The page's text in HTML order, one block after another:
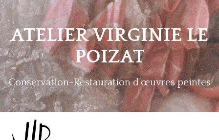
ATELIER VIRGINIE LE
POIZAT
Conservation-Restauration d’œuvres peintes